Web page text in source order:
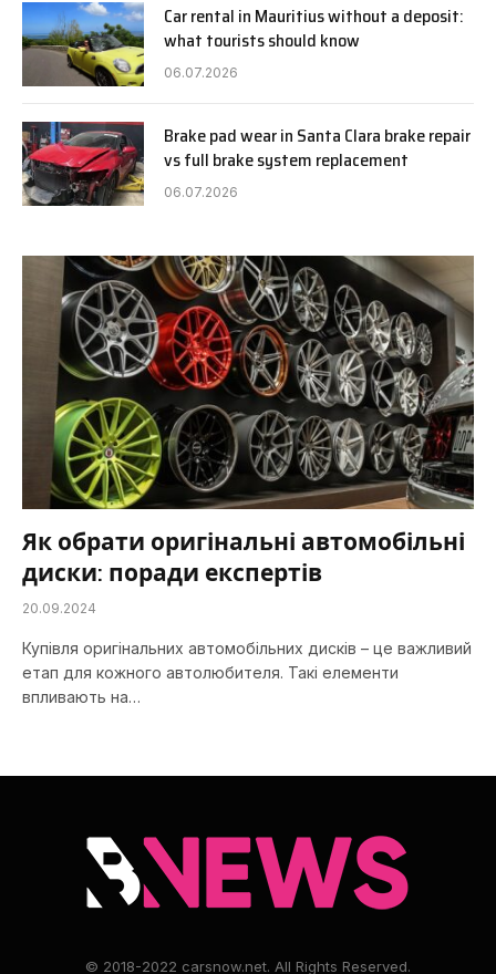
Car rental in Mauritius without a deposit:
what tourists should know
06.07.2026
Brake pad wear in Santa Clara brake repair
vs full brake system replacement
06.07.2026
Як обрати оригінальні автомобільні
диски: поради експертів
20.09.2024
Купівля оригінальних автомобільних дисків – це важливий
етап для кожного автолюбителя. Такі елементи
впливають на…
© 2018-2022 carsnow.net. All Rights Reserved.